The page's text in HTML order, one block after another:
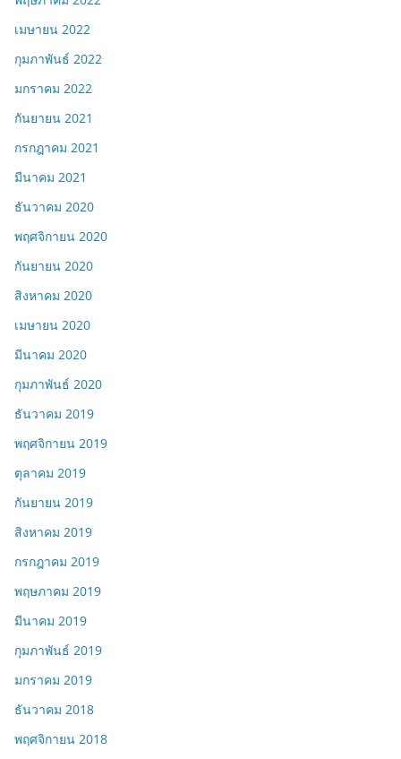
เมษายน 2022
กุมภาพันธ์ 2022
มกราคม 2022
กันยายน 2021
กรกฎาคม 2021
มีนาคม 2021
ธันวาคม 2020
พฤศจิกายน 2020
กันยายน 2020
สิงหาคม 2020
เมษายน 2020
มีนาคม 2020
กุมภาพันธ์ 2020
ธันวาคม 2019
พฤศจิกายน 2019
ตุลาคม 2019
กันยายน 2019
สิงหาคม 2019
กรกฎาคม 2019
พฤษภาคม 2019
มีนาคม 2019
กุมภาพันธ์ 2019
มกราคม 2019
ธันวาคม 2018
พฤศจิกายน 2018